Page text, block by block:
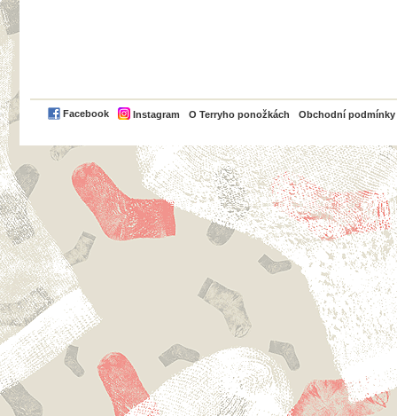
Facebook Instagram O Terryho ponožkách Obchodní podmínky
PayPal